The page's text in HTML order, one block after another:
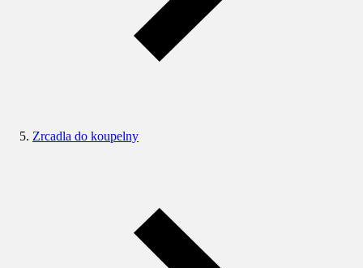
Zrcadla do koupelny